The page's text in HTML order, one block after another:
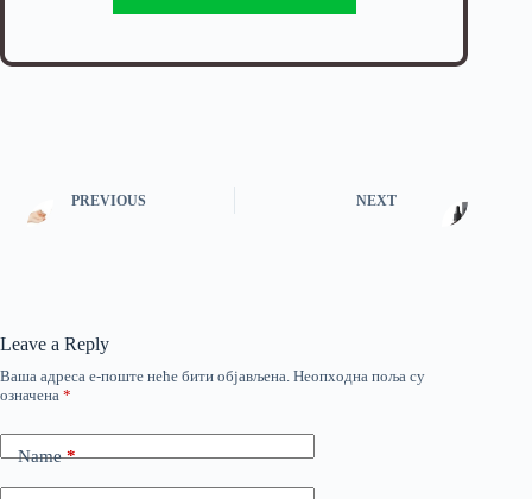
PREVIOUS NEXT
Leave a Reply
Ваша адреса е-поште неће бити објављена. Неопходна поља су
означена *
Name*